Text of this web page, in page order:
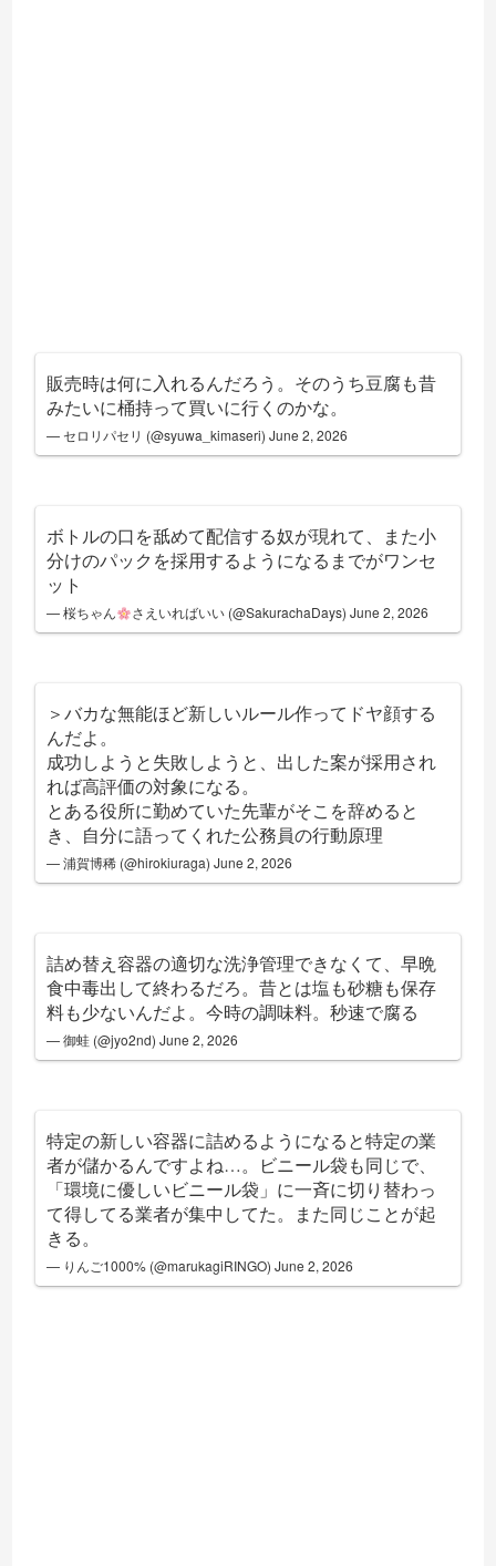
販売時は何に入れるんだろう。そのうち豆腐も昔
みたいに桶持って買いに行くのかな。
— セロリパセリ (@syuwa_kimaseri)June 2, 2026
ボトルの口を舐めて配信する奴が現れて、また小
分けのパックを採用するようになるまでがワンセ
ット
— 桜ちゃん さえいればいい (@SakurachaDays) June 2, 2026
＞バカな無能ほど新しいルール作ってドヤ顔する
んだよ。
成功しようと失敗しようと、出した案が採用され
れば高評価の対象になる。
とある役所に勤めていた先輩がそこを辞めると
き、自分に語ってくれた公務員の行動原理
— 浦賀博稀 (@hirokiuraga)June 2, 2026
詰め替え容器の適切な洗浄管理できなくて、早晩
食中毒出して終わるだろ。昔とは塩も砂糖も保存
料も少ないんだよ。今時の調味料。秒速で腐る
— 御蛙 (@jyo2nd)June 2, 2026
特定の新しい容器に詰めるようになると特定の業
者が儲かるんですよね…。ビニール袋も同じで、
「環境に優しいビニール袋」に一斉に切り替わっ
て得してる業者が集中してた。また同じことが起
きる。
— りんご1000% (@marukagiRINGO)June 2, 2026